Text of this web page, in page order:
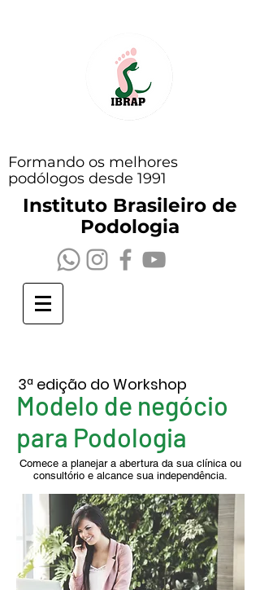
Formando os melhores
podólogos desde 1991
Instituto Brasileiro de
Podologia
3ª edição do Workshop
Modelo de negócio
para Podologia
Comece a planejar a abertura da sua clínica ou
consultório e alcance sua independência.